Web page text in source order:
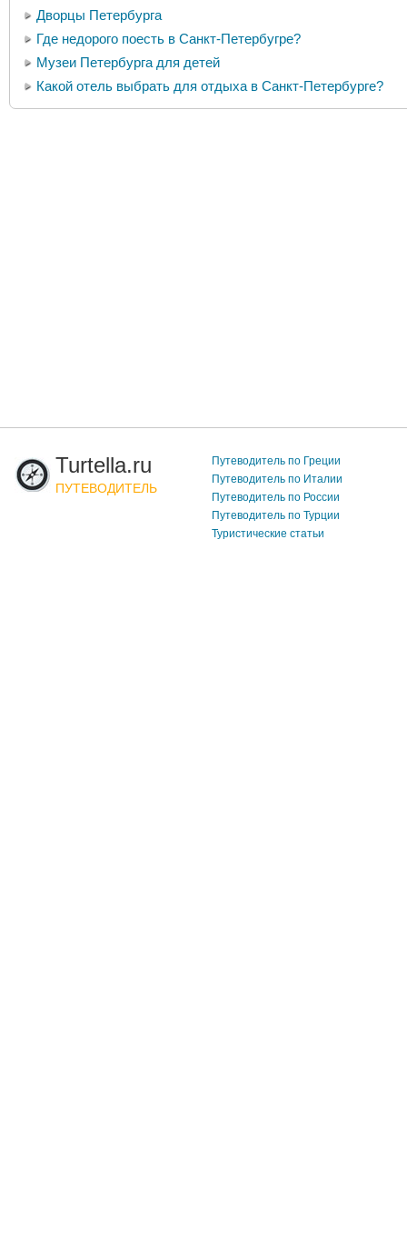
Дворцы Петербурга
Где недорого поесть в Санкт-Петербугре?
Музеи Петербурга для детей
Какой отель выбрать для отдыха в Санкт-Петербурге?
Turtella.ru
ПУТЕВОДИТЕЛЬ
Путеводитель по Греции
Путеводитель по Италии
Путеводитель по России
Путеводитель по Турции
Туристические статьи